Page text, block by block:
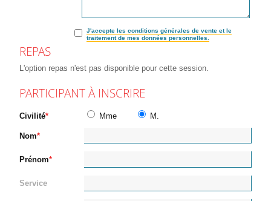
J'accepte les conditions générales de vente et le
traitement de mes données personnelles.
REPAS
L'option repas n'est pas disponible pour cette session.
PARTICIPANT À INSCRIRE
Civilité Mme M.
Nom
Prénom
Service